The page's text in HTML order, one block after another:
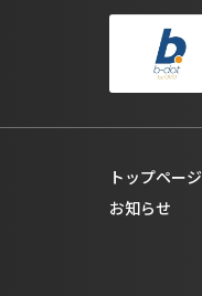
トップページ
お知らせ